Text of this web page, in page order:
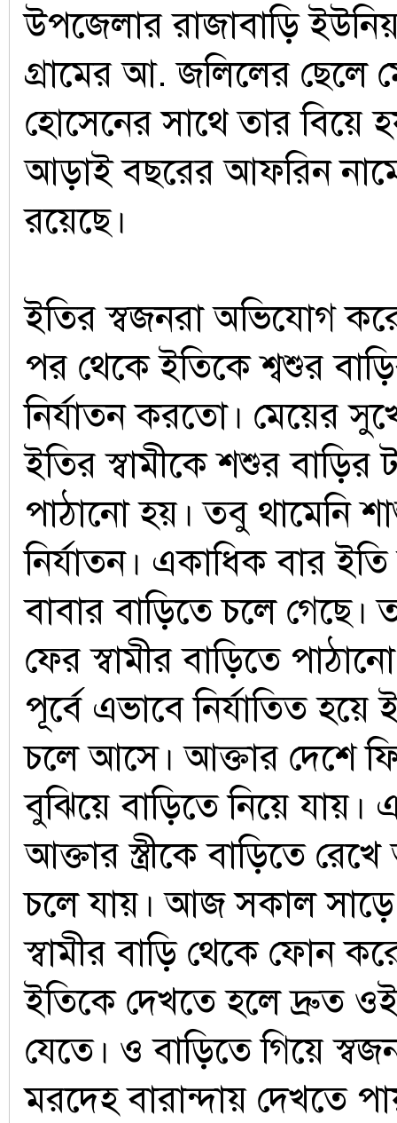
উপজেলার রাজাবাড়ি
গ্রামের আ. জলিলের ছেলে
হোসেনের সাথে তার বিয়ে
আড়াই বছরের আফরিন
রয়েছে।
ইতির স্বজনরা অভিযোগ
পর থেকে ইতিকে শ্বশুর
নির্যাতন করতো। মেয়ের
ইতির স্বামীকে শশুর বাড়ির
পাঠানো হয়। তবু থামেনি
নির্যাতন। একাধিক বার ইতি
বাবার বাড়িতে চলে গেছে।
ফের স্বামীর বাড়িতে
পূর্বে এভাবে নির্যাতিত হয়ে
চলে আসে। আক্তার দেশে
বুঝিয়ে বাড়িতে নিয়ে যায়।
আক্তার স্ত্রীকে বাড়িতে
চলে যায়। আজ সকাল সাড়ে
স্বামীর বাড়ি থেকে ফোন
ইতিকে দেখতে হলে দ্রুত
যেতে। ও বাড়িতে গিয়ে
মরদেহ বারান্দায় দেখতে